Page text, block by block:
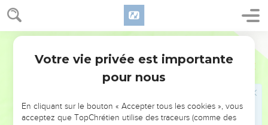
Ecclésiaste Introduction
terrestre, il inviterait les hommes à trouver le bonheur en
Réaliste, l’Ecclésiaste ne cultive pas le pessimisme.
N’invite-t-il à « jouir du bonheur », à s’adonner à la joie et à
entreprendre (2.24 ; 8.15 ; 9.7-9 ; 9.10 ; 11.1) ? Son message
est radical, certes, mais sa critique est tout en nuances, elle
penche du côté de la « Tradition » : le bonheur est pour
Votre vie privée est importante
pour nous
En cliquant sur le bouton « Accepter tous les cookies », vous
acceptez que TopChrétien utilise des traceurs (comme des